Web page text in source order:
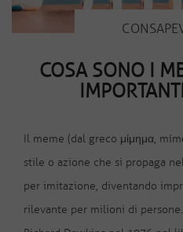
COSA SONO I
Il meme (dal greco μίμημα,
stile o azione che si propaga
per imitazione, diventando
rilevante per milioni di